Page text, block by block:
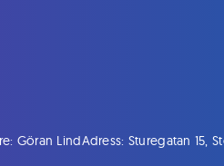
Göran LindAdress: Sturegatan 15,